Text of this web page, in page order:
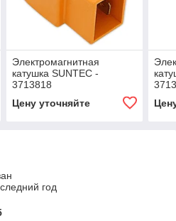
Электромагнитная
катушка SUNTEC -
3713818
Цену уточняйте
год